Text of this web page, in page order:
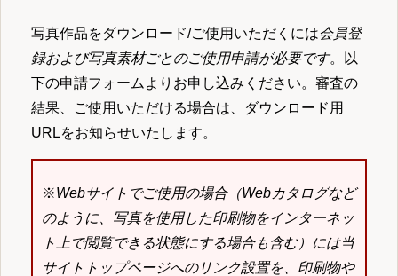
写真作品をダウンロード/ご使用いただくには会員登
録および写真素材ごとのご使用申請が必要です。以
下の申請フォームよりお申し込みください。審査の
結果、ご使用いただける場合は、ダウンロード用
URLをお知らせいたします。
※Webサイトでご使用の場合（Webカタログなど
のように、写真を使用した印刷物をインターネッ
ト上で閲覧できる状態にする場合も含む）には当
サイトトップページへのリンク設置を、印刷物や